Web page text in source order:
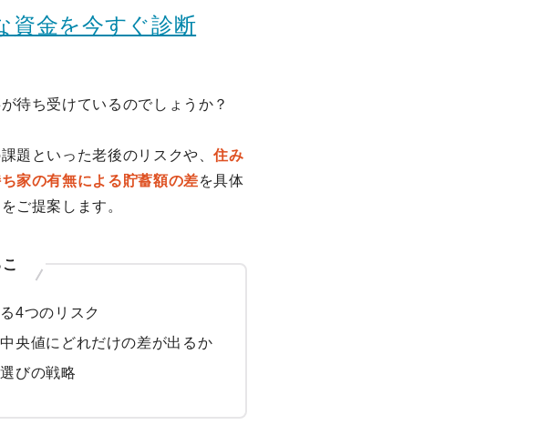
資金を今すぐ診断
待ち受けているのでしょうか？
題といった老後のリスクや、住み
家の有無による貯蓄額の差を具体
ご提案します。
4つのリスク
央値にどれだけの差が出るか
びの戦略